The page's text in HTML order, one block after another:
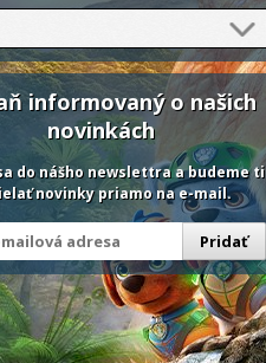
informovaný o našich
novinkách
do nášho newslettra a budeme ti
novinky priamo na e-mail.